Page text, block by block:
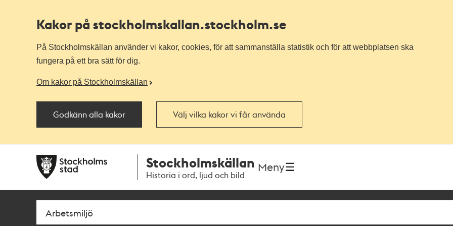
Kakor på stockholmskallan.stockholm.se
På Stockholmskällan använder vi kakor, cookies, för att sammanställa statistik och för att webbplatsen ska
fungera på ett bra sätt för dig.
Om kakor på Stockholmskällan
Godkänn alla kakor Välj vilka kakor vi får använda
navigationen
huvudinnehållet
Stockholmskällan
Historia i ord, ljud och bild
Meny
Sök